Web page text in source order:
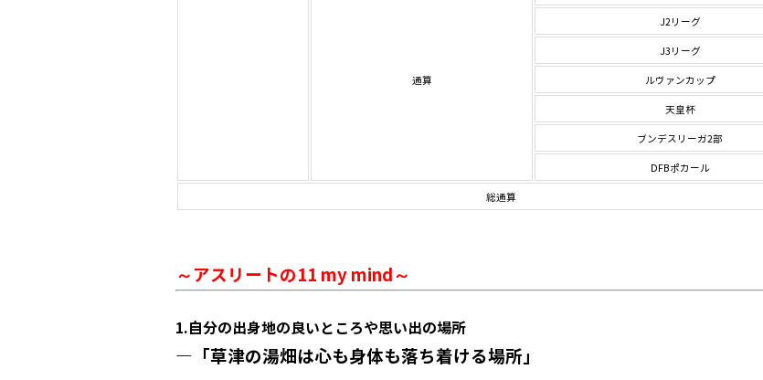
通算
J2リーグ
J3リーグ
ルヴァンカップ
天皇杯
ブンデスリーガ2部
DFBポカール
総通算
～アスリートの11 my mind～
1.自分の出身地の良いところや思い出の場所
―「草津の湯畑は心も身体も落ち着ける場所」